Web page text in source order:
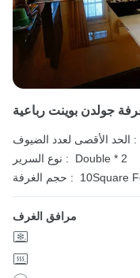
جولدن بوينت رباعية
الحد الأقصى لعدد الضيوف :
نوع السرير :
Double * 2
حجم الغرفة :
10Square
مرافق الغرف